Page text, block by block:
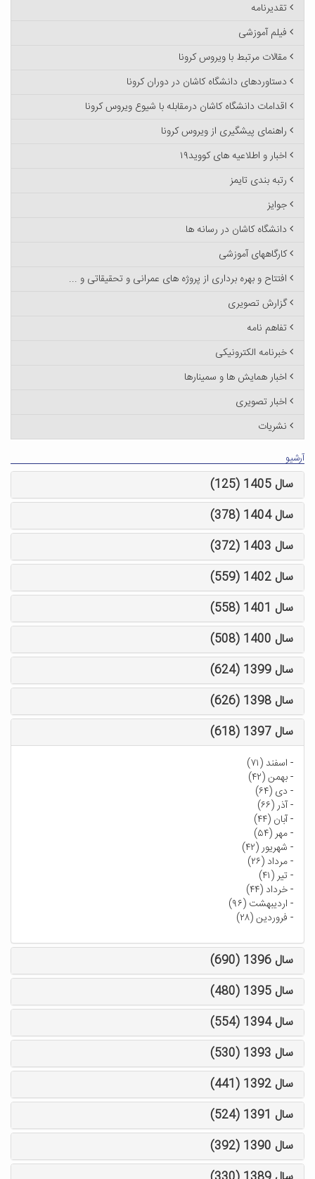
تقدیرنامه
فیلم آموزشی
مقالات مرتبط با ویروس کرونا
دستاوردهای دانشگاه کاشان در دوران کرونا
اقدامات دانشگاه کاشان درمقابله با شیوع ویروس کرونا
راهنمای پیشگیری از ویروس کرونا
اخبار و اطلاعیه های کووید۱۹
رتبه بندی تایمز
جوایز
دانشگاه کاشان در رسانه ها
کارگاههای آموزشی
افتتاح و بهره برداری از پروژه های عمرانی و تحقیقاتی و ...
گزارش تصویری
تفاهم نامه
خبرنامه الکترونیکی
اخبار همایش ها و سمینارها
اخبار تصویری
نشریات
آرشیو
سال 1405 (125)
سال 1404 (378)
سال 1403 (372)
سال 1402 (559)
سال 1401 (558)
سال 1400 (508)
سال 1399 (624)
سال 1398 (626)
سال 1397 (618)
- اسفند (۷۱)
-بهمن (۴۲)
- دی (۶۴)
-آذر (۶۶)
-آبان (۴۴)
-مهر (۵۴)
- شهریور (۴۲)
-مرداد (۲۶)
-تیر (۴۱)
-خرداد (۴۴)
- اردیبهشت (۹۶)
- فروردین (۲۸)
سال 1396 (690)
سال 1395 (480)
سال 1394 (554)
سال 1393 (530)
سال 1392 (441)
سال 1391 (524)
سال 1390 (392)